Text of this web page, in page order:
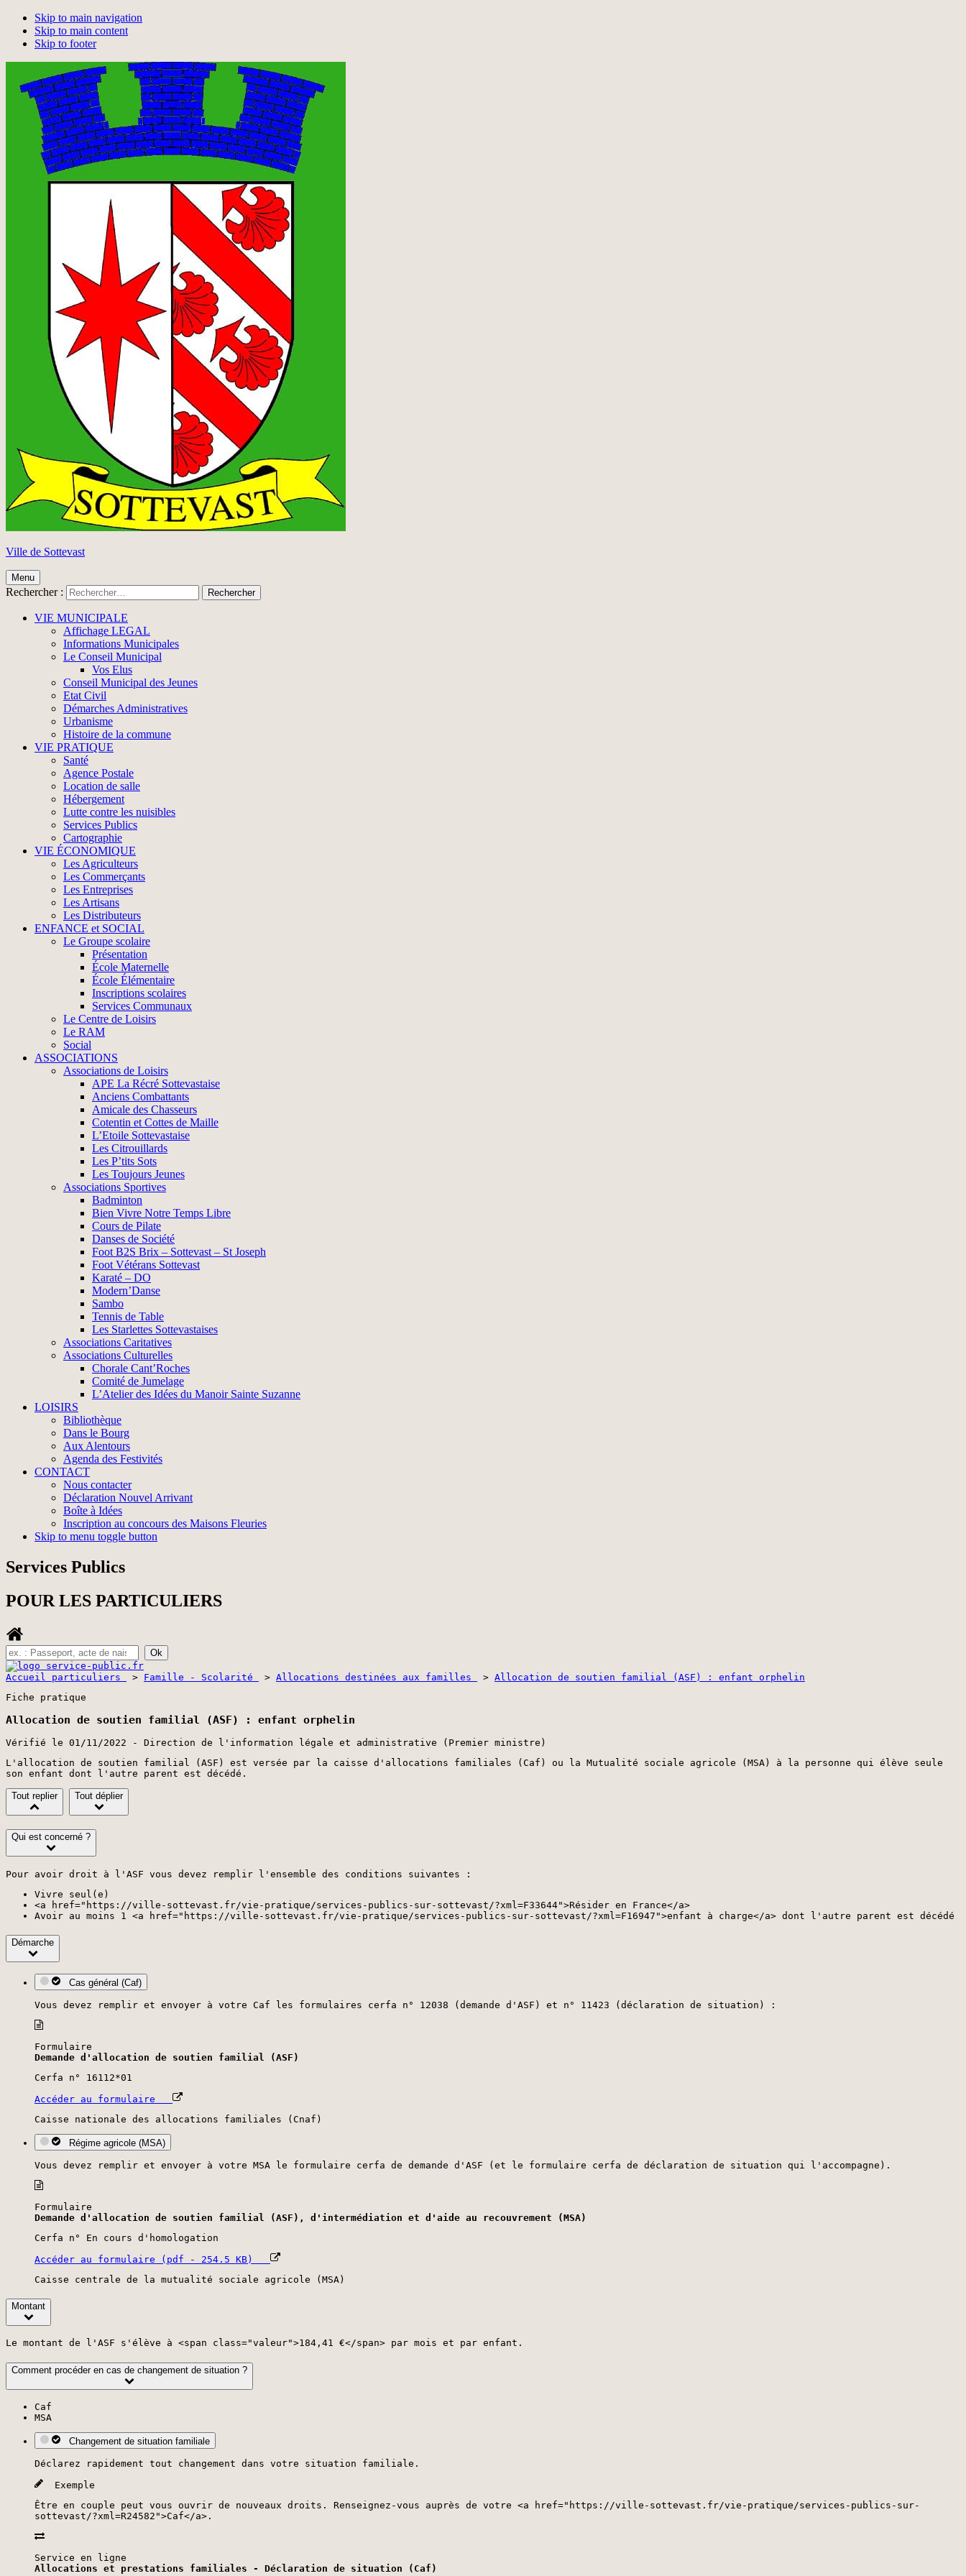
Skip to main navigation
Skip to main content
Skip to footer
Ville de Sottevast
Menu
Rechercher :
VIE MUNICIPALE
Affichage LEGAL
Informations Municipales
Le Conseil Municipal
Vos Elus
Conseil Municipal des Jeunes
Etat Civil
Démarches Administratives
Urbanisme
Histoire de la commune
VIE PRATIQUE
Santé
Agence Postale
Location de salle
Hébergement
Lutte contre les nuisibles
Services Publics
Cartographie
VIE ÉCONOMIQUE
Les Agriculteurs
Les Commerçants
Les Entreprises
Les Artisans
Les Distributeurs
ENFANCE et SOCIAL
Le Groupe scolaire
Présentation
École Maternelle
École Élémentaire
Inscriptions scolaires
Services Communaux
Le Centre de Loisirs
Le RAM
Social
ASSOCIATIONS
Associations de Loisirs
APE La Récré Sottevastaise
Anciens Combattants
Amicale des Chasseurs
Cotentin et Cottes de Maille
L’Etoile Sottevastaise
Les Citrouillards
Les P’tits Sots
Les Toujours Jeunes
Associations Sportives
Badminton
Bien Vivre Notre Temps Libre
Cours de Pilate
Danses de Société
Foot B2S Brix – Sottevast – St Joseph
Foot Vétérans Sottevast
Karaté – DO
Modern’Danse
Sambo
Tennis de Table
Les Starlettes Sottevastaises
Associations Caritatives
Associations Culturelles
Chorale Cant’Roches
Comité de Jumelage
L’Atelier des Idées du Manoir Sainte Suzanne
LOISIRS
Bibliothèque
Dans le Bourg
Aux Alentours
Agenda des Festivités
CONTACT
Nous contacter
Déclaration Nouvel Arrivant
Boîte à Idées
Inscription au concours des Maisons Fleuries
Skip to menu toggle button
Services Publics
POUR LES PARTICULIERS
Accueil particuliers > Famille - Scolarité > Allocations destinées aux familles > Allocation de soutien familial (ASF) : enfant orphelin
Fiche pratique
Allocation de soutien familial (ASF) : enfant orphelin
Vérifié le 01/11/2022 - Direction de l'information légale et administrative (Premier ministre)
L'allocation de soutien familial (ASF) est versée par la caisse d'allocations familiales (Caf) ou la Mutualité sociale agricole (MSA) à la personne qui élève seule
son enfant dont l'autre parent est décédé.
Tout replier Tout déplier
Qui est concerné ?
Pour avoir droit à l'ASF vous devez remplir l'ensemble des conditions suivantes :
Vivre seul(e)
<a href="https://ville-sottevast.fr/vie-pratique/services-publics-sur-sottevast/?xml=F33644">Résider en France</a>
Avoir au moins 1 <a href="https://ville-sottevast.fr/vie-pratique/services-publics-sur-sottevast/?xml=F16947">enfant à charge</a> dont l'autre parent est décédé
Démarche
Cas général (Caf)
Vous devez remplir et envoyer à votre Caf les formulaires cerfa n° 12038 (demande d'ASF) et n° 11423 (déclaration de situation) :
Formulaire
Demande d'allocation de soutien familial (ASF)
Cerfa n° 16112*01
Accéder au formulaire
Caisse nationale des allocations familiales (Cnaf)
Régime agricole (MSA)
Vous devez remplir et envoyer à votre MSA le formulaire cerfa de demande d'ASF (et le formulaire cerfa de déclaration de situation qui l'accompagne).
Formulaire
Demande d'allocation de soutien familial (ASF), d'intermédiation et d'aide au recouvrement (MSA)
Cerfa n° En cours d'homologation
Accéder au formulaire (pdf - 254.5 KB)
Caisse centrale de la mutualité sociale agricole (MSA)
Montant
Le montant de l'ASF s'élève à <span class="valeur">184,41 €</span> par mois et par enfant.
Comment procéder en cas de changement de situation ?
Caf
MSA
Changement de situation familiale
Déclarez rapidement tout changement dans votre situation familiale.
Exemple
Être en couple peut vous ouvrir de nouveaux droits. Renseignez-vous auprès de votre <a href="https://ville-sottevast.fr/vie-pratique/services-publics-sur-
sottevast/?xml=R24582">Caf</a>.
Service en ligne
Allocations et prestations familiales - Déclaration de situation (Caf)